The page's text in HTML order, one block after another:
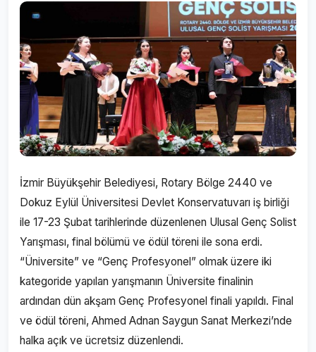
İzmir Büyükşehir Belediyesi, Rotary Bölge 2440 ve
Dokuz Eylül Üniversitesi Devlet Konservatuvarı iş birliği
ile 17-23 Şubat tarihlerinde düzenlenen Ulusal Genç Solist
Yarışması, final bölümü ve ödül töreni ile sona erdi.
“Üniversite” ve “Genç Profesyonel” olmak üzere iki
kategoride yapılan yarışmanın Üniversite finalinin
ardından dün akşam Genç Profesyonel finali yapıldı. Final
ve ödül töreni, Ahmed Adnan Saygun Sanat Merkezi’nde
halka açık ve ücretsiz düzenlendi.